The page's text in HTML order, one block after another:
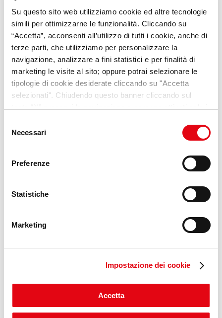
Su questo sito web utilizziamo cookie ed altre tecnologie
simili per ottimizzarne le funzionalità. Cliccando su
“Accetta”, acconsenti all’utilizzo di tutti i cookie, anche di
terze parti, che utilizziamo per personalizzare la
navigazione, analizzare a fini statistici e per finalità di
marketing le visite al sito; oppure potrai selezionare le
tipologie di cookie desiderate cliccando su "Accetta
selezionati". Chiudendo questo banner cliccando sul
modificare le tue preferenze in ogni momento mediante il
link “Impostazione dei cookie” a fine pagina. Per ulteriori
Cookie
Policy.
delNecessari
Preferenze
Statistiche
Marketing
Impostazione dei cookie
Accetta
VideoPilloleper chi cerca
opportunità e consigli sul
mondo del lavoro
Scopri Lab Umana
Scopri gli ITS POP DAYS